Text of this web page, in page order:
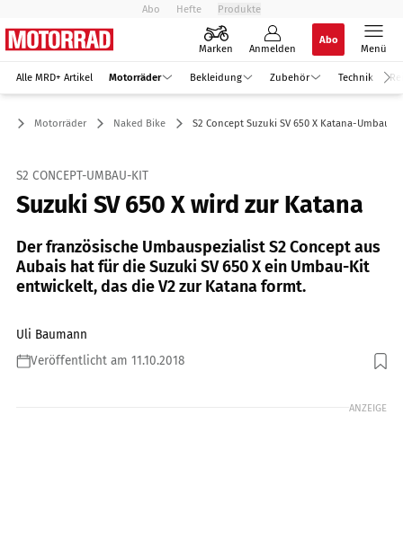
Abo Hefte Produkte
Marken Anmelden
Abo
Menü
Alle MRD+ Artikel Motorräder Bekleidung Zubehör Technik
Motorräder Naked Bike S2 Concept Suzuki SV 650 X Katana-Umbau
S2 CONCEPT-UMBAU-KIT
Suzuki SV 650 X wird zur Katana
Der französische Umbauspezialist S2 Concept aus
Aubais hat für die Suzuki SV 650 X ein Umbau-Kit
entwickelt, das die V2 zur Katana formt.
Uli Baumann
Veröffentlicht am 11.10.2018
Foto: S2 Concept
ANZEIGE